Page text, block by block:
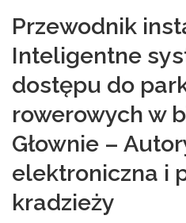
Przewodnik
Inteligentne
dostępu do
rowerowych w
Głownie –
elektroniczna i
kradzieży